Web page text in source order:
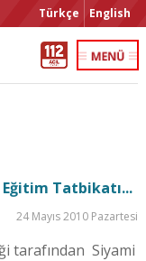
Türkçe English
Eğitim Tatbikatı...
24 Mayıs 2010 Pazartesi
tarafından Siyami